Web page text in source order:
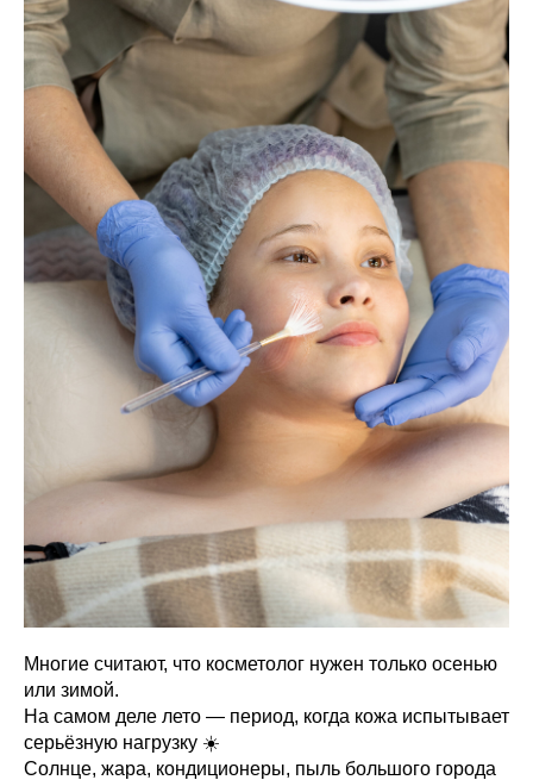
Многие считают, что косметолог нужен только осенью
или зимой.
На самом деле лето — период, когда кожа испытывает
серьёзную нагрузку ☀️
Солнце, жара, кондиционеры, пыль большого города